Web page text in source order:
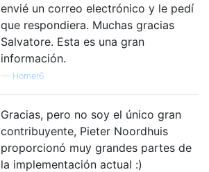
envié un correo electrónico y le pedí
que respondiera. Muchas gracias
Salvatore. Esta es una gran
información.
— Homer6
Gracias, pero no soy el único gran
contribuyente, Pieter Noordhuis
proporcionó muy grandes partes de
la implementación actual :)